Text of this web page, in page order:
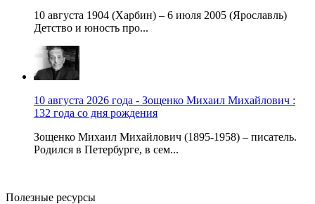
10 августа 1904 (Харбин) – 6 июля 2005 (Ярославль)
Детство и юность про...
10 августа 2026 года - Зощенко Михаил Михайлович :
132 года со дня рождения
Зощенко Михаил Михайлович (1895-1958) – писатель.
Родился в Петербурге, в сем...
Полезные ресурсы